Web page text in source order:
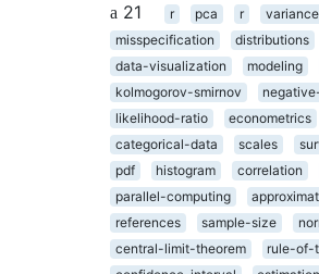
21
r pca r variance
misspecification
distributions
data-visualization
modeling
kolmogorov-smirnov
likelihood-ratio
econometrics
categorical-data
scales
pdf
histogram correlation
parallel-computing
references
sample-size
central-limit-theorem
rule-of-